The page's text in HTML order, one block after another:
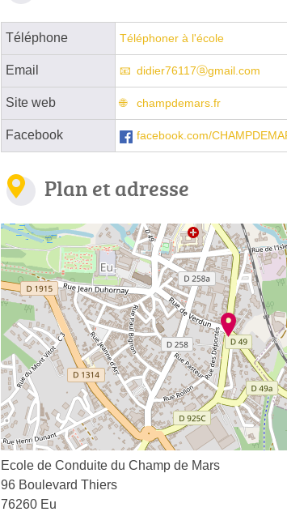
Téléphone Téléphoner à l'école
Email didier76117ⓐgmail.com
Site web champdemars.fr
Facebook facebook.com/
Plan et adresse
Ecole de Conduite du Champ de Mars
96 Boulevard Thiers
76260 Eu